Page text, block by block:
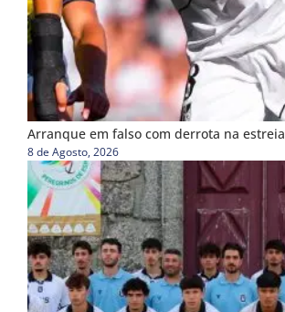
Arranque em falso com derrota na estreia
8 de Agosto, 2026